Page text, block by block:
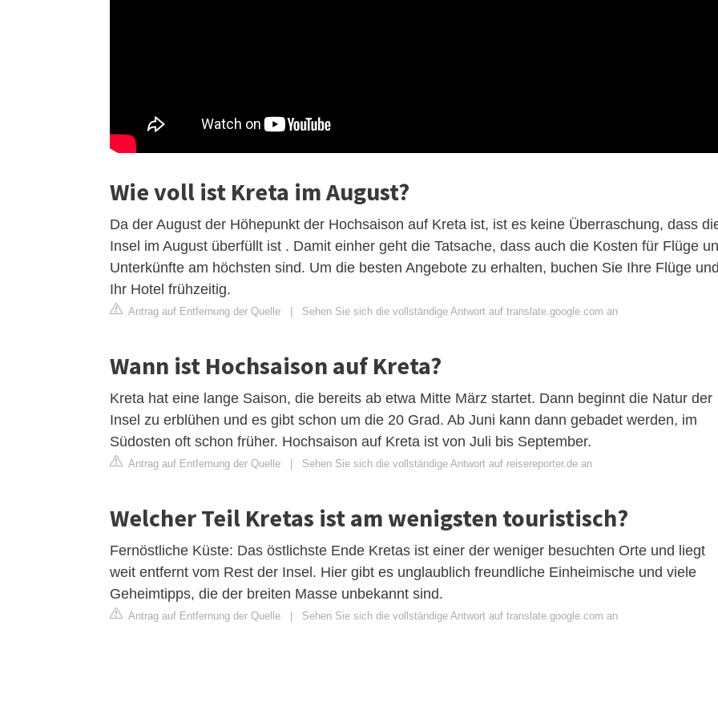
Wie voll ist Kreta im August?
Da der August der Höhepunkt der Hochsaison auf Kreta ist, ist es keine Überraschung, dass
Insel im August überfüllt ist . Damit einher geht die Tatsache, dass auch die Kosten für Flüge
Unterkünfte am höchsten sind. Um die besten Angebote zu erhalten, buchen Sie Ihre Flüge und
Ihr Hotel frühzeitig.
Antrag auf Entfernung der Quelle | Sehen Sie sich die vollständige Antwort auf translate.google.com an
Wann ist Hochsaison auf Kreta?
Kreta hat eine lange Saison, die bereits ab etwa Mitte März startet. Dann beginnt die Natur der
Insel zu erblühen und es gibt schon um die 20 Grad. Ab Juni kann dann gebadet werden, im
Südosten oft schon früher. Hochsaison auf Kreta ist von Juli bis September.
Antrag auf Entfernung der Quelle | Sehen Sie sich die vollständige Antwort auf reisereporter.de an
Welcher Teil Kretas ist am wenigsten touristisch?
Fernöstliche Küste: Das östlichste Ende Kretas ist einer der weniger besuchten Orte und liegt
weit entfernt vom Rest der Insel. Hier gibt es unglaublich freundliche Einheimische und viele
Geheimtipps, die der breiten Masse unbekannt sind.
Antrag auf Entfernung der Quelle | Sehen Sie sich die vollständige Antwort auf translate.google.com an